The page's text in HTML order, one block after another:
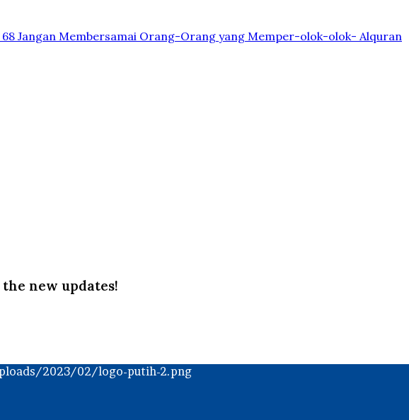
68 Jangan Membersamai Orang-Orang yang Memper-olok-olok- Alquran
new updates!